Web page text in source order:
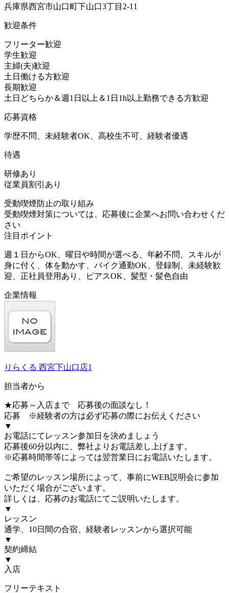
兵庫県西宮市山口町下山口3丁目2-11
歓迎条件
フリーター歓迎
学生歓迎
主婦(夫)歓迎
土日働ける方歓迎
長期歓迎
土日どちらか＆週1日以上＆1日1h以上勤務できる方歓迎
応募資格
学歴不問、未経験者OK、高校生不可、経験者優遇
待遇
研修あり
従業員割引あり
受動喫煙防止の取り組み
受動喫煙対策については、応募後に企業へお問い合わせくだ
さい
注目ポイント
週１日からOK、曜日や時間が選べる、年齢不問、スキルが
身に付く、体を動かす、バイク通勤OK、登録制、未経験歓
迎、正社員登用あり、ピアスOK、髪型・髪色自由
企業情報
りらくる 西宮下山口店1
担当者から
★応募～入店まで 応募後の面談なし！
応募 ※経験者の方は必ず応募の際にお伝えください
▼
お電話にてレッスン参加日を決めましょう
応募後60分以内に、弊社よりお電話差し上げます。
※応募時間帯等によっては翌営業日にお電話いたします。
ご希望のレッスン場所によって、事前にWEB説明会に参加
いただく場合がございます。
詳しくは、応募のお電話にてご説明いたします。
▼
レッスン
通学、10日間の合宿、経験者レッスンから選択可能
▼
契約締結
▼
入店
フリーテキスト